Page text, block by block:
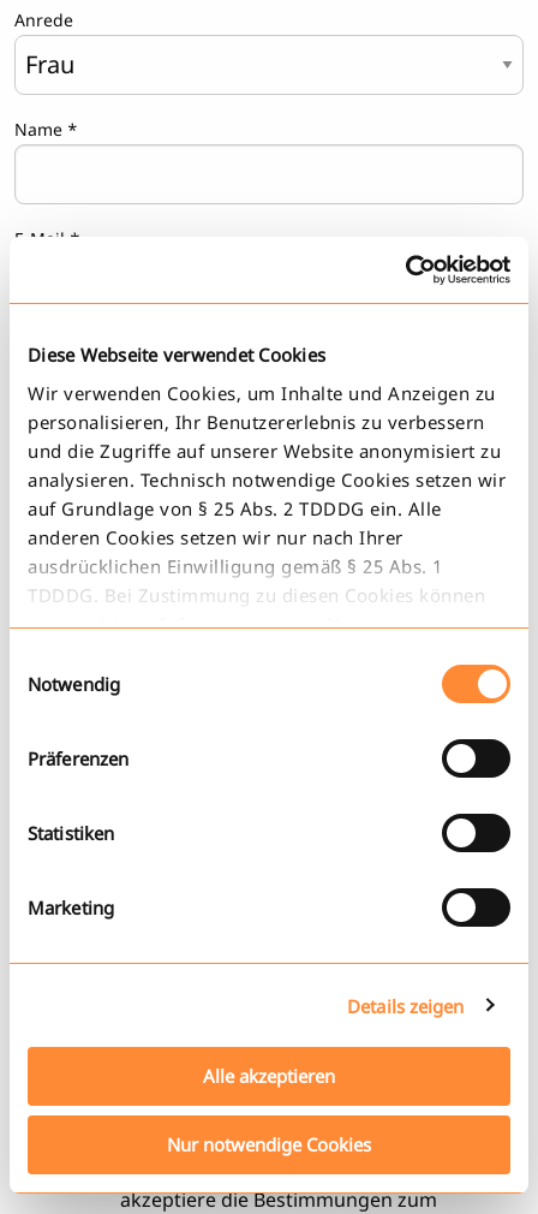
Diese Webseite verwendet Cookies
Wir verwenden Cookies, um Inhalte und Anzeigen zu
personalisieren, Ihr Benutzererlebnis zu verbessern
und die Zugriffe auf unserer Website anonymisiert zu
analysieren. Technisch notwendige Cookies setzen wir
auf Grundlage von § 25 Abs. 2 TDDDG ein. Alle
anderen Cookies setzen wir nur nach Ihrer
ausdrücklichen Einwilligung gemäß § 25 Abs. 1
TDDDG. Bei Zustimmung zu diesen Cookies können
anonymisierte Informationen zur Nutzung unserer
Werbung und Analysen weitergegeben werden. Sie
können Ihre Zustimmung zu Cookies jederzeit ändern
oder widerrufen. Die Rechtmäßigkeit der bis zum
Widerruf erfolgten Datenverarbeitung bleibt dabei
Notwendig
Präferenzen
Statistiken
Marketing
Details zeigen
Alle akzeptieren
Nur notwendige Cookies
Anrede
Name *
E-Mail *
Kundennummer (falls vorhanden)
Anfrage*
Ich möchte benachrichtigt werden, wenn in meiner
Nähe eine Station eingerichtet wird. Meine Adressdaten
Ich bin mit der Speicherung und
elektronischen Verarbeitung der
angegebenen Daten einverstanden und
akzeptiere die Bestimmungen zum